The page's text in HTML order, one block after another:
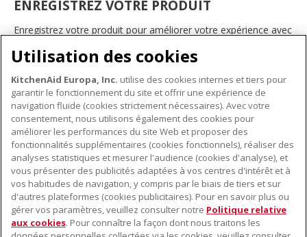
ENREGISTREZ VOTRE PRODUIT
Enregistrez votre produit pour améliorer votre expérience avec
bénéficier d'offres et de promotions exclusives, recevoir des
conseils et des astuces, et bien plus encore.
INSCRIVEZ-VOUS DÈS À PRÉSENT
À PROPOS DE KITCHENAID
À propos de KitchenAid
Histoire de la marque
Communiqués de presse
NOS PRODUITS
Petits électroménagers
Matériel de cuisine
SERVICE CLIENT
Utilisation des cookies
KitchenAid Europa, Inc. utilise des cookies internes et tiers pour
garantir le fonctionnement du site et offrir une expérience de
navigation fluide (cookies strictement nécessaires). Avec votre
consentement, nous utilisons également des cookies pour
améliorer les performances du site Web et proposer des
fonctionnalités supplémentaires (cookies fonctionnels), réaliser des
analyses statistiques et mesurer l'audience (cookies d'analyse), et
vous présenter des publicités adaptées à vos centres d'intérêt et à
vos habitudes de navigation, y compris par le biais de tiers et sur
d'autres plateformes (cookies publicitaires). Pour en savoir plus ou
gérer vos paramètres, veuillez consulter notre Politique relative
aux cookies. Pour connaître la façon dont nous traitons les